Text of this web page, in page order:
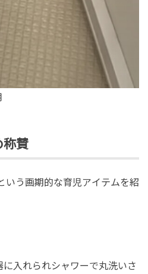
賛
う画期的な育児アイテムを紹
入れられシャワーで丸洗いさ